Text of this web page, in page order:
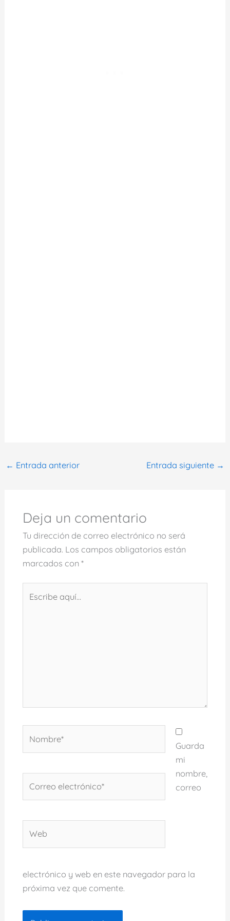
← Entrada anterior Entrada siguiente →
Deja un comentario
Tu dirección de correo electrónico no será
publicada. Los campos obligatorios están
marcados con *
aquí...
electrónico*
Guarda
mi
nombre,
correo
electrónico y web en este navegador para la
próxima vez que comente.